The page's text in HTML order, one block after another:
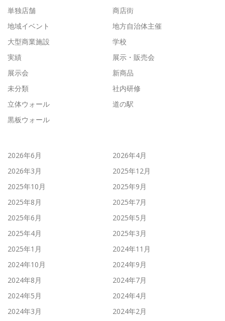
単独店舗
商店街
地域イベント
地方自治体主催
大型商業施設
学校
実績
展示・販売会
展示会
新商品
未分類
社内研修
立体ウォール
道の駅
黒板ウォール
2026年6月
2026年4月
2026年3月
2025年12月
2025年10月
2025年9月
2025年8月
2025年7月
2025年6月
2025年5月
2025年4月
2025年3月
2025年1月
2024年11月
2024年10月
2024年9月
2024年8月
2024年7月
2024年5月
2024年4月
2024年3月
2024年2月